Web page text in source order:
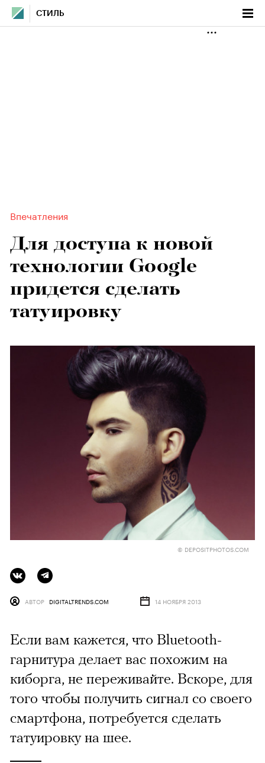
СТИЛЬ
Впечатления
Для доступа к новой
технологии Google
придется сделать
татуировку
© DEPOSITPHOTOS.COM
АВТОР DIGITALTRENDS.COM 14 НОЯБРЯ 2013
Если вам кажется, что Bluetooth-
гарнитура делает вас похожим на
киборга, не переживайте. Вскоре, для
того чтобы получить сигнал со своего
смартфона, потребуется сделать
татуировку на шее.